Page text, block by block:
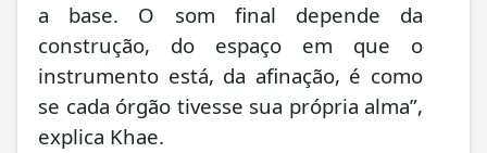
a base. O som final depende da
construção, do espaço em que o
instrumento está, da afinação, é como
se cada órgão tivesse sua própria alma”,
explica Khae.